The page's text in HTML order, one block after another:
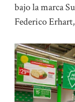
bajo la marca
Federico